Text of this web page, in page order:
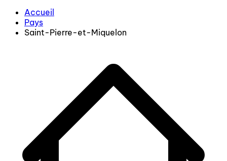
Accueil
Pays
Saint-Pierre-et-Miquelon